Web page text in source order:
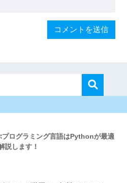
プログラミング言語はPythonが最適
説します！